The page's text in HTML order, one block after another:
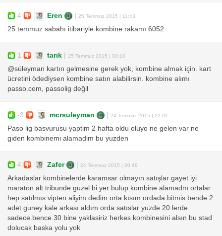
4 Eren 25 Temmuz 2015 | 11:43
25 temmuz sabahı itibariyle kombine rakamı 6052..
1 tarık 25 Temmuz 2015 | 00:10
@süleyman kartın gelmesine gerek yok, kombine almak için. kart
ücretini ödediysen kombine satın alabilirsin. kombine alımı
passo.com, passolig değil
-3 mcrsuleyman 24 Temmuz 2015 | 22:01
Paso lig basvurusu yaptim 2 hafta oldu oluyo ne gelen var ne
giden kombinemi alamadim bu yuzden
4 Zafer 24 Temmuz 2015 | 20:49
Arkadaslar kombinelerde karamsar olmayın satışlar gayet iyi
maraton alt tribunde guzel bi yer bulup kombine alamadm ortalar
hep satılmıs vipten aliyim dedim orta kısım ordada bitmis bende 2
adet guney kale arkası aldım orda satıslar yuzde 20 lerde
sadece.bence 30 bine yaklasiriz herkes kombinesini alsın bu stad
dolucak baska yolu yok